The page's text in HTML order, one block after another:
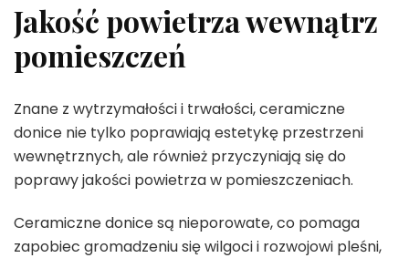
Jakość powietrza wewnątrz
pomieszczeń
Znane z wytrzymałości i trwałości, ceramiczne
donice nie tylko poprawiają estetykę przestrzeni
wewnętrznych, ale również przyczyniają się do
poprawy jakości powietrza w pomieszczeniach.
Ceramiczne donice są nieporowate, co pomaga
zapobiec gromadzeniu się wilgoci i rozwojowi pleśni,